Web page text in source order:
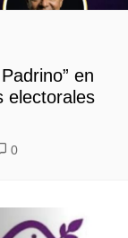
en
electorales
0